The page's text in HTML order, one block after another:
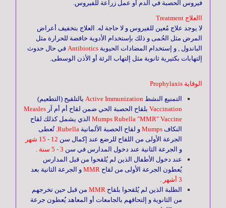
فيروس الحصبة في الدم أو عمل زراعة للفيروس.
لا يوجد علاج مُعين للفيروس و لا حاجة له. العلاج بتخفيف أعراض
المرض مثل الحُمى و ذلك بإستخدام الأدوية خافضة للحرارة مثل
الباندول , و إستخدام المضادات الحيوية Antibioticsفي حال حدوث
إلتهابات بكتيرية ثانوية مثل إلتهاب الرئة أو الأذن الوسطى.
التمنيع النشط Active Immunization بالتلقيح (التطعيم)
Vaccinationبلقاح الحصبة الحي ضمن لقاح أم أم آرMeasles
Mumps Rubella "MMR" Vaccineالذي يشمل كذلك لقاح
Mumpsو لقاح الحصبة الألمانيةRubella. تُعطى
الجرعة الأولى من اللقاح للرضع عند إكمال سن12 - 15 شهر
و الجرعة الثانية عند دخول المدارس في سن3 - 5 سنة
.
عند دخول الأطفال الذين لم يُلقحوا من قبل المدارس
يُعطون الجرعة الأولى من لقاحMMRو الجرعة الثانية بعد
.
الطلبة الذين لم يُلقحوا بلقاحMMRمن قبل حين تخرجهم
من الثانوية و إلتحاقهم بالجامعات أو المعاهد يُعطون جرعة